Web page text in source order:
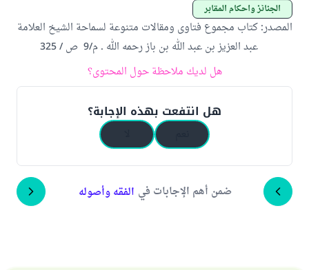
الجنائز وأحكام المقابر
المصدر:كتاب مجموع فتاوى ومقالات متنوعة لسماحة الشيخ العلامة
عبد العزيز بن عبد الله بن باز رحمه الله . م/9 ص / 325
هل لديك ملاحظة حول المحتوى؟
هل انتفعت بهذه الإجابة؟
ضمن أهم الإجابات في الفقه وأصوله